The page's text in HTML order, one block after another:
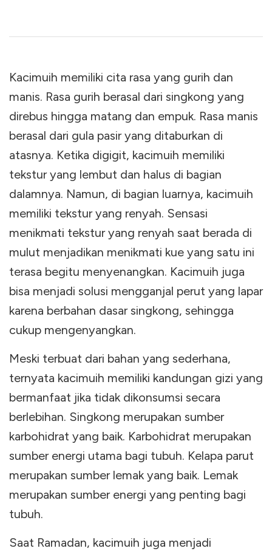
Kacimuih memiliki cita rasa yang gurih dan
manis. Rasa gurih berasal dari singkong yang
direbus hingga matang dan empuk. Rasa manis
berasal dari gula pasir yang ditaburkan di
atasnya. Ketika digigit, kacimuih memiliki
tekstur yang lembut dan halus di bagian
dalamnya. Namun, di bagian luarnya, kacimuih
memiliki tekstur yang renyah. Sensasi
menikmati tekstur yang renyah saat berada di
mulut menjadikan menikmati kue yang satu ini
terasa begitu menyenangkan. Kacimuih juga
bisa menjadi solusi mengganjal perut yang lapar
karena berbahan dasar singkong, sehingga
cukup mengenyangkan.
Meski terbuat dari bahan yang sederhana,
ternyata kacimuih memiliki kandungan gizi yang
bermanfaat jika tidak dikonsumsi secara
berlebihan. Singkong merupakan sumber
karbohidrat yang baik. Karbohidrat merupakan
sumber energi utama bagi tubuh. Kelapa parut
merupakan sumber lemak yang baik. Lemak
merupakan sumber energi yang penting bagi
tubuh.
Saat Ramadan, kacimuih juga menjadi